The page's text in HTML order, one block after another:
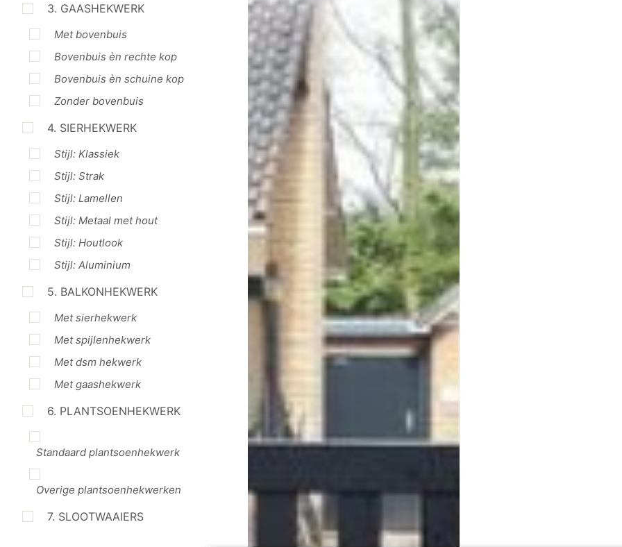
3. GAASHEKWERK
Met bovenbuis
Bovenbuis èn rechte kop
Bovenbuis èn schuine kop
Zonder bovenbuis
4. SIERHEKWERK
Stijl: Klassiek
Stijl: Strak
Stijl: Lamellen
Stijl: Metaal met hout
Stijl: Houtlook
Stijl: Aluminium
5. BALKONHEKWERK
Met sierhekwerk
Met spijlenhekwerk
Met dsm hekwerk
Met gaashekwerk
6. PLANTSOENHEKWERK
Standaard plantsoenhekwerk
Overige plantsoenhekwerken
7. SLOOTWAAIERS